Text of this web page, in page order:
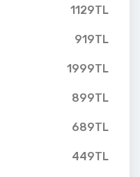
1129TL
919TL
1999TL
899TL
689TL
449TL